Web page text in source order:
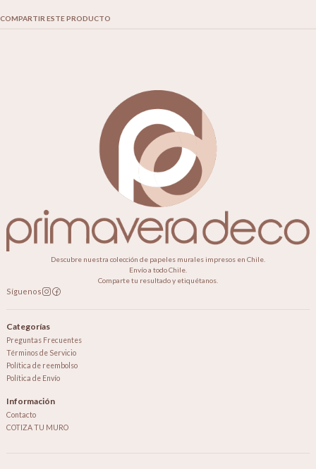
COMPARTIR ESTE PRODUCTO
Descubre nuestra colección de papeles murales impresos en Chile.
Envío a todo Chile.
Comparte tu resultado y etiquétanos.
Síguenos
Categorías
Preguntas Frecuentes
Términos de Servicio
Política de reembolso
Política de Envío
Información
Contacto
COTIZA TU MURO